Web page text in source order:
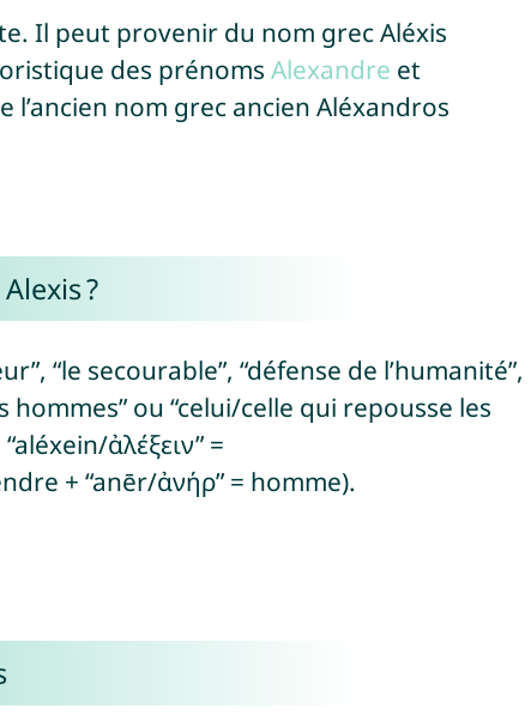
Il peut provenir du nom grec Aléxis
des prénoms Alexandre et
l’ancien nom grec ancien Aléxandros
?
“le secourable”, “défense de l’humanité”,
ou “celui/celle qui repousse les
ἀλέξειν” =
+ “anēr/ἀνήρ” = homme).